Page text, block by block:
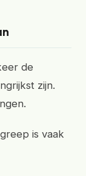
de
zijn.
is vaak